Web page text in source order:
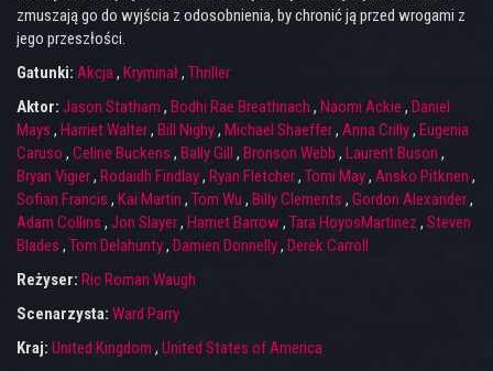
zmuszają go do wyjścia z odosobnienia, by chronić ją przed wrogami z
jego przeszłości.
Gatunki: Akcja, Kryminał, Thriller
Aktor: Jason Statham , Bodhi Rae Breathnach , Naomi Ackie , Daniel
Mays , Harriet Walter, Bill Nighy, Michael Shaeffer, Anna Crilly, Eugenia
Caruso , Celine Buckens , Bally Gill , Bronson Webb , Laurent Buson ,
Bryan Vigier, Rodaidh Findlay, Ryan Fletcher, Tomi May, Ansko Pitknen ,
Sofian Francis , Kai Martin , Tom Wu , Billy Clements , Gordon Alexander,
Adam Collins , Jon Slayer, Harriet Barrow, Tara HoyosMartinez , Steven
Blades , Tom Delahunty, Damien Donnelly, Derek Carroll
Reżyser: Ric Roman Waugh
Scenarzysta: Ward Parry
Kraj: United Kingdom , United States of America